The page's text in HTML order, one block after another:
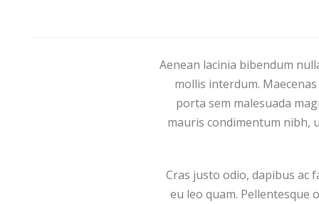
Aenean lacinia bibendum
mollis interdum.
porta sem malesuada
mauris condimentum nibh,
Cras justo odio, dapibus ac
eu leo quam. Pellentesque